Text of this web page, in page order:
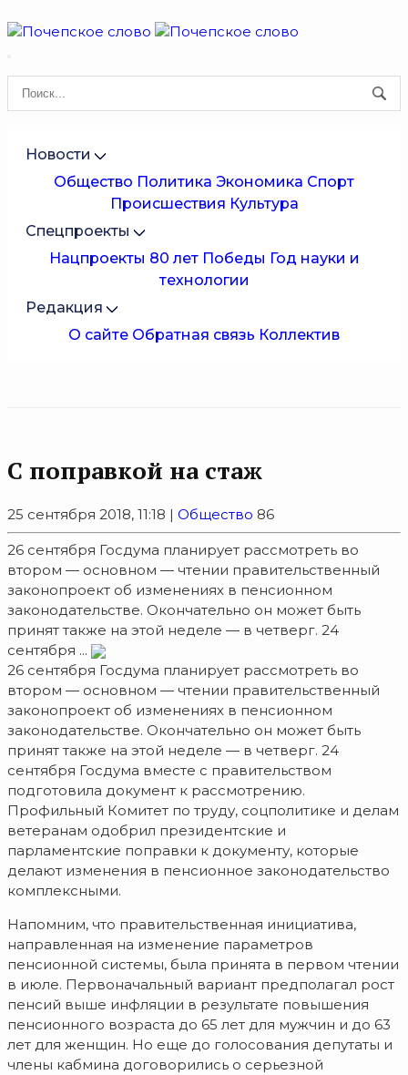
Новости
Общество Политика Экономика Спорт
Происшествия Культура
Спецпроекты
Нацпроекты 80 лет Победы Год науки и
технологии
Редакция
О сайте Обратная связь Коллектив
С поправкой на стаж
25 сентября 2018, 11:18 | Общество 86
26 сентября Госдума планирует рассмотреть во
втором — основном — чтении правительственный
законопроект об изменениях в пенсионном
законодательстве. Окончательно он может быть
принят также на этой неделе — в четверг. 24
сентября ...
26 сентября Госдума планирует рассмотреть во
втором — основном — чтении правительственный
законопроект об изменениях в пенсионном
законодательстве. Окончательно он может быть
принят также на этой неделе — в четверг. 24
сентября Госдума вместе с правительством
подготовила документ к рассмотрению.
Профильный Комитет по труду, соцполитике и делам
ветеранам одобрил президентские и
парламентские поправки к документу, которые
делают изменения в пенсионное законодательство
комплексными.
Напомним, что правительственная инициатива,
направленная на изменение параметров
пенсионной системы, была принята в первом чтении
в июле. Первоначальный вариант предполагал рост
пенсий выше инфляции в результате повышения
пенсионного возраста до 65 лет для мужчин и до 63
лет для женщин. Но еще до голосования депутаты и
члены кабмина договорились о серьезной